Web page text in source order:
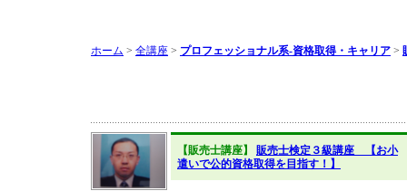
ホーム > 全講座 > プロフェッショナル系-資格取得・キャリア >
【販売士講座】 販売士検定３級講座 【お小
遣いで公的資格取得を目指す！】